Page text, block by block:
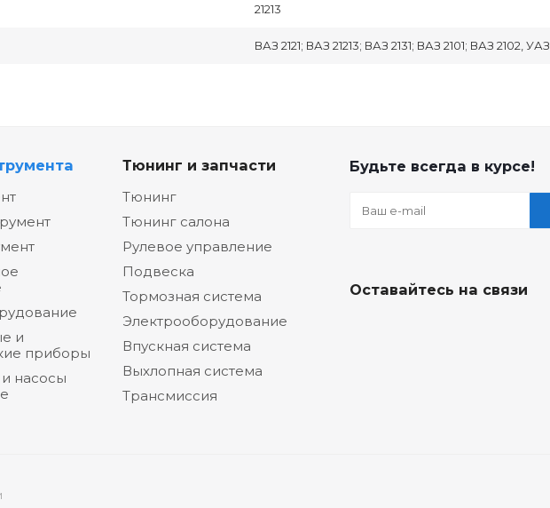
21213
ВАЗ 2121; ВАЗ 21213; ВАЗ 2131; ВАЗ 2101; ВАЗ 2102, УАЗ
и
приборы
насосы
Тюнинг и запчасти
Тюнинг
Тюнинг салона
Рулевое управление
Подвеска
Тормозная система
Электрооборудование
Впускная система
Выхлопная система
Трансмиссия
Будьте всегда в курсе!
Оставайтесь на связи